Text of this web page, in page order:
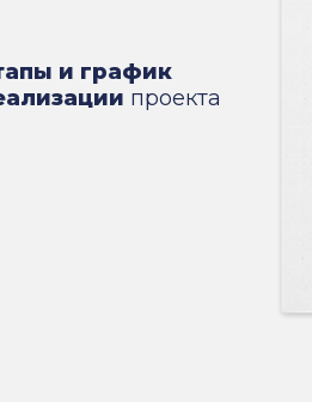
и график
проекта